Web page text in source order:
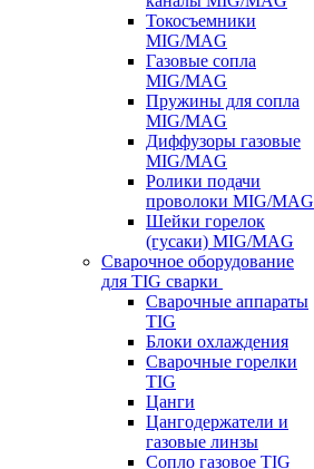
Токосъемники
MIG/MAG
Газовые сопла
MIG/MAG
Пружины для сопла
MIG/MAG
Диффузоры газовые
MIG/MAG
Ролики подачи
проволоки MIG/MAG
Шейки горелок
(гусаки) MIG/MAG
Сварочное оборудование
для TIG сварки
Сварочные аппараты
TIG
Блоки охлаждения
Сварочные горелки
TIG
Цанги
Цангодержатели и
газовые линзы
Сопло газовое TIG